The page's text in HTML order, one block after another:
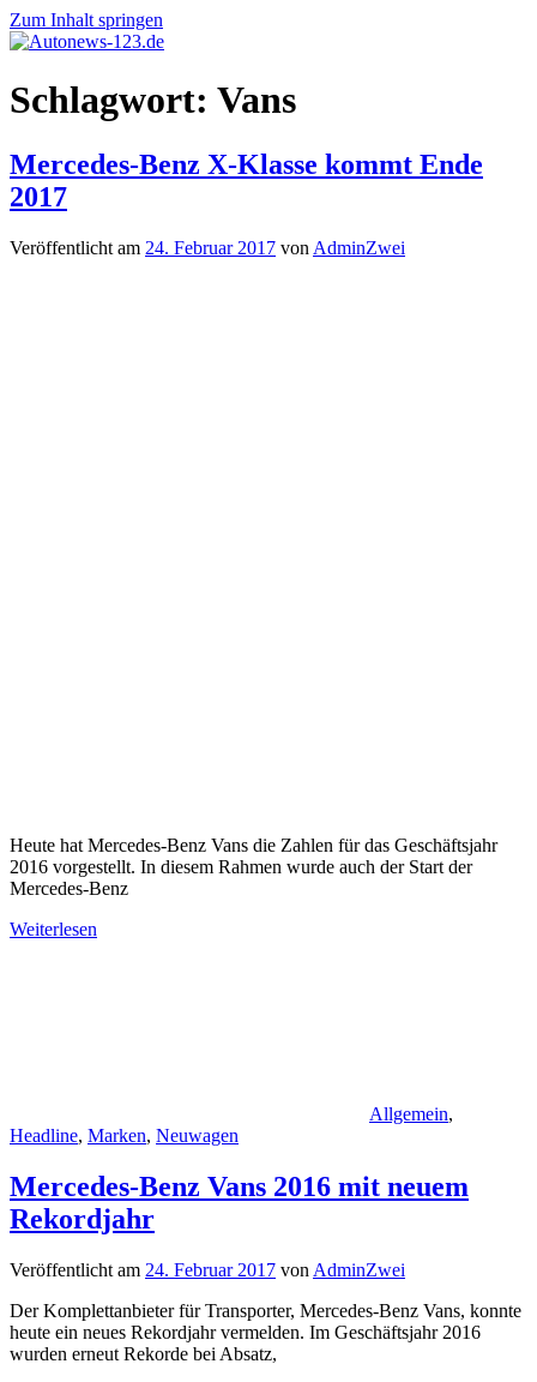
Zum Inhalt springen
Autonews-
123.de
Autonews
mit
Schlagwort: Vans
Mercedes-Benz X-Klasse kommt Ende
2017
Veröffentlicht am 24. Februar 2017 von AdminZwei
Heute hat Mercedes-Benz Vans die Zahlen für das Geschäftsjahr
2016 vorgestellt. In diesem Rahmen wurde auch der Start der
Mercedes-Benz
Weiterlesen
Allgemein,
Headline, Marken, Neuwagen
Mercedes-Benz Vans 2016 mit neuem
Rekordjahr
Veröffentlicht am 24. Februar 2017 von AdminZwei
Der Komplettanbieter für Transporter, Mercedes-Benz Vans, konnte
heute ein neues Rekordjahr vermelden. Im Geschäftsjahr 2016
wurden erneut Rekorde bei Absatz,